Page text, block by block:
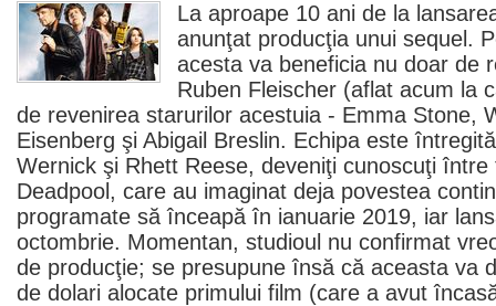
La aproape 10 ani de la
anunţat producţia unui sequel.
acesta va beneficia nu doar de
Ruben Fleischer (aflat acum la
de revenirea starurilor acestuia - Emma Stone,
Eisenberg şi Abigail Breslin. Echipa este
Wernick şi Rhett Reese, deveniţi cunoscuţi
Deadpool, care au imaginat deja povestea
programate să înceapă în ianuarie 2019, iar
octombrie. Momentan, studioul nu confirmat
de producţie; se presupune însă că aceasta va
de dolari alocate primului film (care a avut